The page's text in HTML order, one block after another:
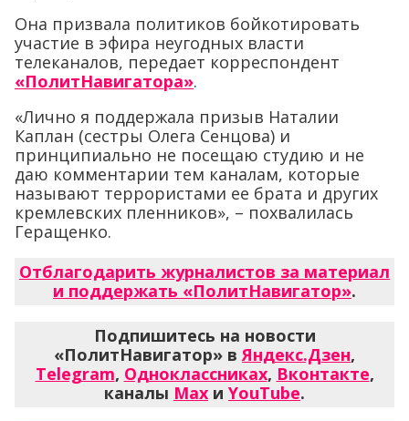
Она призвала политиков бойкотировать
участие в эфира неугодных власти
телеканалов, передает корреспондент
«ПолитНавигатора».
«Лично я поддержала призыв Наталии
Каплан (сестры Олега Сенцова) и
принципиально не посещаю студию и не
даю комментарии тем каналам, которые
называют террористами ее брата и других
кремлевских пленников», – похвалилась
Геращенко.
Отблагодарить журналистов за материал
и поддержать «ПолитНавигатор».
Подпишитесь на новости
«ПолитНавигатор» вЯндекс.Дзен,
Telegram, Одноклассниках, Вконтакте,
каналы Max и YouTube.